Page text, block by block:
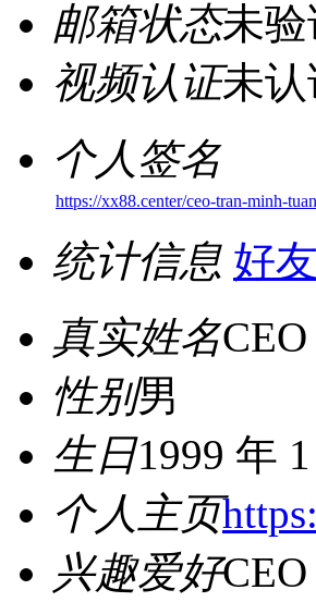
邮箱状态未验
视频认证未认
个人签名
https://xx88.center/ceo-tran-minh-
统计信息 好
真实姓名
性别男
生日1999 年
个人主页
兴趣爱好